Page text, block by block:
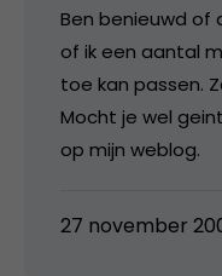
Ben benieuwd of
of ik een aantal
toe kan passen.
Mocht je wel
op mijn weblog.
27 november